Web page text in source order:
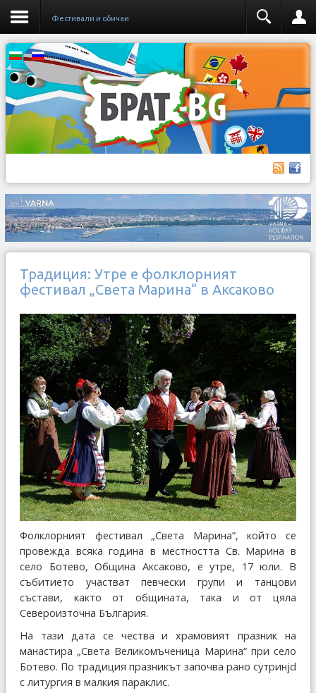
Фестивали и обичаи
Традиция: Утре е фолклорният
фестивал „Света Марина“ в Аксаково
Фолклорният фестивал „Света Марина”, който се
провежда всяка година в местността Св. Марина в
село Ботево, Община Аксаково, е утре, 17 юли. В
събитието участват певчески групи и танцови
състави, както от общината, така и от цяла
Североизточна България.
На тази дата се чества и храмовият празник на
манастира „Света Великомъченица Марина“ при село
Ботево. По традиция празникът започва рано сутринjd
с литургия в малкия параклис.